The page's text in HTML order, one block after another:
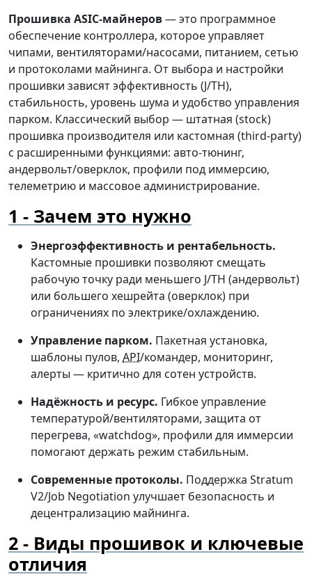
Прошивка ASIC-майнеров— это программное
обеспечение контроллера, которое управляет
чипами, вентиляторами/насосами, питанием, сетью
и протоколами майнинга. От выбора и настройки
прошивки зависят эффективность (J/TH),
стабильность, уровень шума и удобство управления
парком. Классический выбор — штатная (stock)
прошивка производителя или кастомная (third-party)
с расширенными функциями: авто-тюнинг,
андервольт/оверклок, профили под иммерсию,
телеметрию и массовое администрирование.
Зачем это нужно
Энергоэффективность и рентабельность.
Кастомные прошивки позволяют смещать
рабочую точку ради меньшего J/TH (андервольт)
или большего хешрейта (оверклок) при
ограничениях по электрике/охлаждению.
Управление парком. Пакетная установка,
шаблоны пулов, API/командер, мониторинг,
алерты — критично для сотен устройств.
Надёжность и ресурс. Гибкое управление
температурой/вентиляторами, защита от
перегрева, «watchdog», профили для иммерсии
помогают держать режим стабильным.
Современные протоколы. Поддержка Stratum
V2/Job Negotiation улучшает безопасность и
децентрализацию майнинга.
Виды прошивок и ключевые
отличия